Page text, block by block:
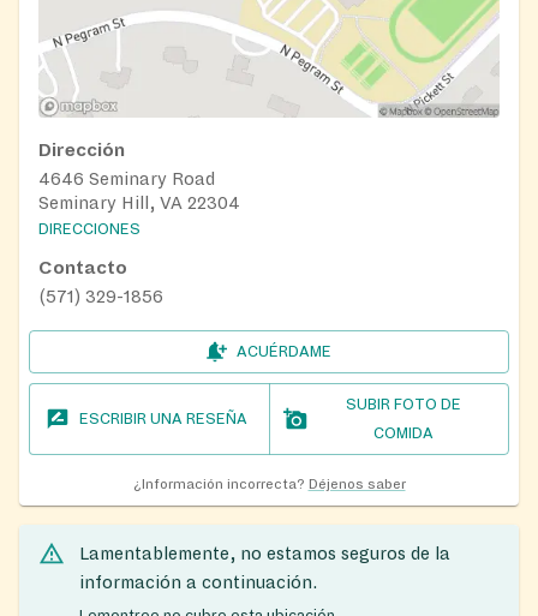
Dirección
4646 Seminary Road
Seminary Hill, VA 22304
DIRECCIONES
Contacto
(571) 329-1856
ACUÉRDAME
ESCRIBIR UNA RESEÑA
SUBIR FOTO DE
COMIDA
¿Información incorrecta? Déjenos saber
Lamentablemente, no estamos seguros de la
información a continuación.